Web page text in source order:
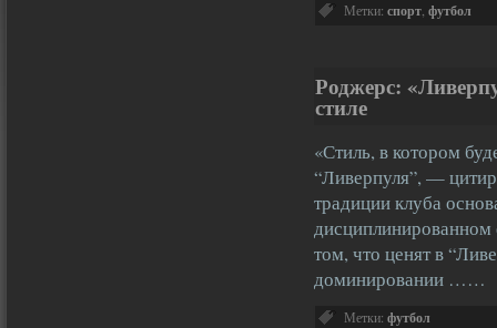
Метки: спорт футбол
Роджерс:
стиле
«Стиль, в котором
“Ливерпуля”, —
традиции клуба
дисциплинированном
том, что ценят в
доминировании ……
Метки: футбол